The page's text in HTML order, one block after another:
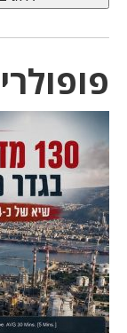
פופולרי